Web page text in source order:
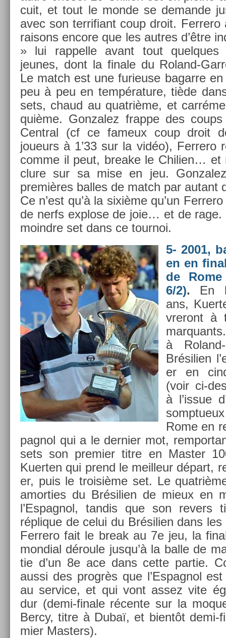
cuit, et tout le monde se de­man­de
avec son ter­rifiant coup droit. Fer­rero
raisons en­core que les aut­res d’être
» lui rap­pelle avant tout quel­ques
jeunes, dont la fin­ale du Roland-
Le match est une furieuse bagar­re
peu à peu en tempéra­ture, tiède
sets, chaud au quat­rième, et
quiè­me. Gon­zalez frap­pe des
Centr­al (cf ce fameux coup droit
joueurs à 1’33 sur la vidéo), Fer­rero
comme il peut, breake le Chili­en… et
clure sur sa mise en jeu.
premières bal­les de match par autant
Ce n’est qu’à la sixième qu’un
de nerfs ex­plose de joie… et de rage.
moindre set dans ce tour­noi.
5- 2001,
en en
de
6/2). En
ans,
vreront à
à
Brésili­en
er en
(voir ci-
à l’issue
Rome en
pagnol qui a le de­rni­er mot,
sets son pre­mi­er titre en Mast­er
Kuert­en qui prend le meil­leur départ,
er, puis le troisiè­me set. Le
amort­ies du Brésili­en de mieux en
l’Es­pagnol, tan­dis que son re­v­ers
réplique de celui du Brésili­en dans
Fer­rero fait le break au 7e jeu, la
mon­di­al déroule jusqu’à la balle de
tie d’un 8e ace dans cette par­tie.
aussi des progrès que l’Es­pagnol
au ser­vice, et qui vont assez vite
dur (demi-finale récente sur la
Bercy, titre à Dubaï, et bientôt
mi­er Mast­ers).